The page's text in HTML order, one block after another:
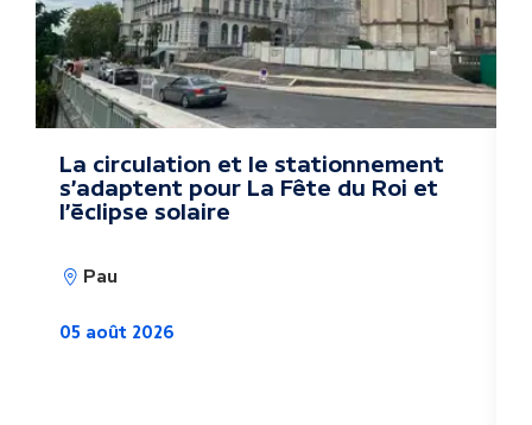
e
s
a
La circulation et le stationnement
s'adaptent pour La Fête du Roi et
l'éclipse solaire
Pau
05 août 2026